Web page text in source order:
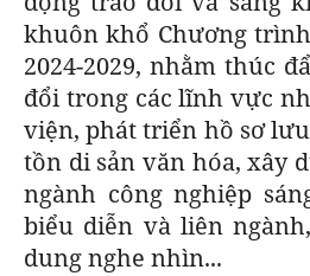
khuôn khổ Chương
2024-2029, nhằm thúc
đổi trong các lĩnh vực
viện, phát triển hồ sơ
tồn di sản văn hóa, xây
ngành công nghiệp
biểu diễn và liên
dung nghe nhìn...